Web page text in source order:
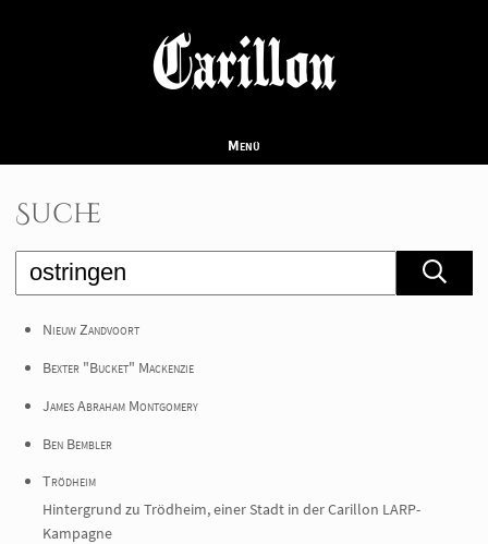
Carillon
Menü
Suche
Nieuw Zandvoort
Bexter "Bucket" Mackenzie
James Abraham Montgomery
Ben Bembler
Trödheim
Hintergrund zu Trödheim, einer Stadt in der Carillon LARP-
Kampagne